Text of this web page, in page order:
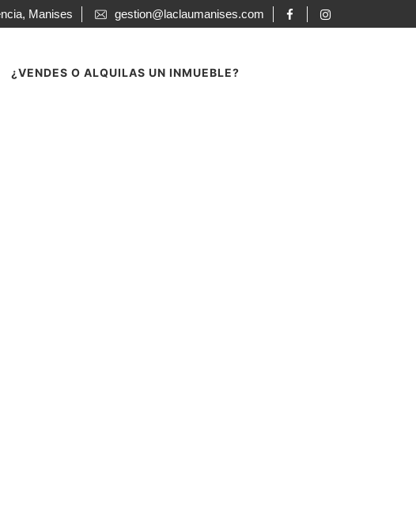
Manises gestion@laclaumanises.com
¿VENDES O ALQUILAS UN INMUEBLE?